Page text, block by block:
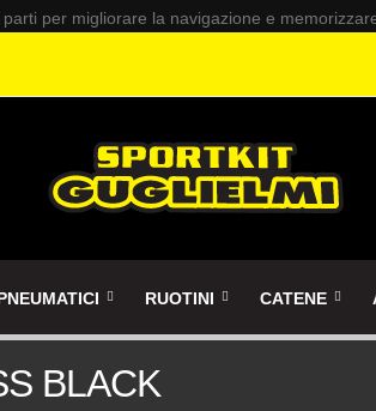
per migliorare la navigazione e
RUOTINI CATENE
BLACK